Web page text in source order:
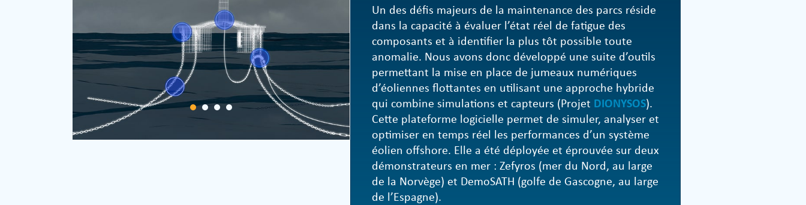
Un des défis majeurs de la maintenance des parcs réside
dans la capacité à évaluer l’état réel de fatigue des
composants et à identifier la plus tôt possible toute
anomalie. Nous avons donc développé une suite d’outils
permettant la mise en place de jumeaux numériques
d’éoliennes flottantes en utilisant une approche hybride
qui combine simulations et capteurs (Projet DIONYSOS).
Cette plateforme logicielle permet de simuler, analyser et
optimiser en temps réel les performances d’un système
éolien offshore. Elle a été déployée et éprouvée sur deux
démonstrateurs en mer : Zefyros (mer du Nord, au large
de la Norvège) et DemoSATH (golfe de Gascogne, au large
de l’Espagne).